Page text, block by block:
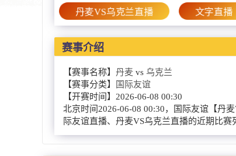
丹麦VS乌克兰直播 文字直播
赛事介绍
【赛事名称】 丹麦 vs 乌克兰
【赛事分类】
国际友谊
【开赛时间】 2026-06-08 00:30
北京时间2026-06-08 00:30，国际友谊【丹
际友谊直播、丹麦VS乌克兰直播的近期比赛